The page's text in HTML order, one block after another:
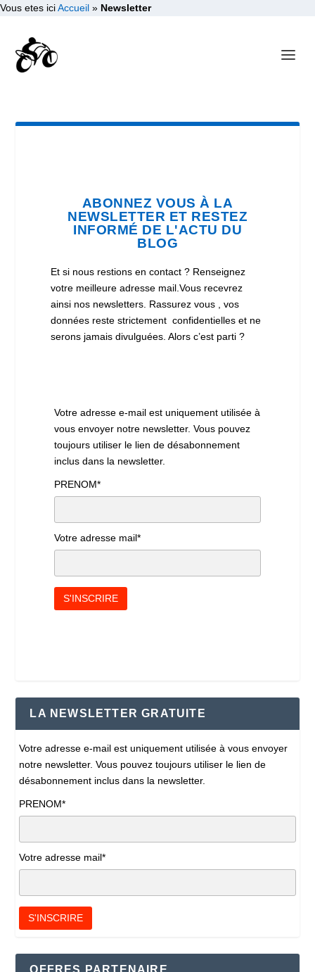
Vous etes iciAccueil » Newsletter
ABONNEZ VOUS À LA
NEWSLETTER ET RESTEZ
INFORMÉ DE L'ACTU DU
BLOG
Et si nous restions en contact ? Renseignez
votre meilleure adresse mail.Vous recevrez
ainsi nos newsletters. Rassurez vous , vos
données reste strictement confidentielles et ne
serons jamais divulguées. Alors c’est parti ?
Votre adresse e-mail est uniquement utilisée à
vous envoyer notre newsletter. Vous pouvez
toujours utiliser le lien de désabonnement
inclus dans la newsletter.
PRENOM*
Votre adresse mail*
LA NEWSLETTER GRATUITE
Votre adresse e-mail est uniquement utilisée à vous envoyer
notre newsletter. Vous pouvez toujours utiliser le lien de
désabonnement inclus dans la newsletter.
PRENOM*
Votre adresse mail*
OFFRES PARTENAIRE